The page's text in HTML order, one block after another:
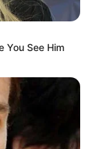
You See Him